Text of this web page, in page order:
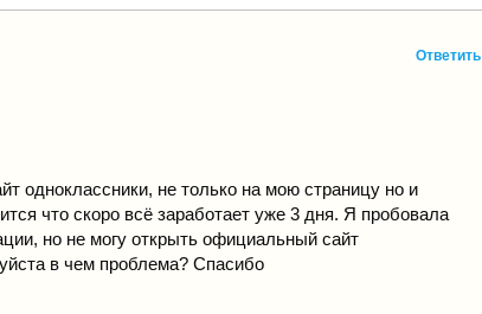
одноклассники, не только на мою страницу но и
что скоро всё заработает уже 3 дня. Я пробовала
но не могу открыть официальный сайт
в чем проблема? Спасибо
Ответить